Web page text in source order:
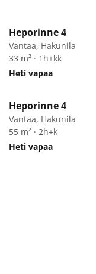
Heporinne 4
Vantaa, Hakunila
33 m² · 1h+kk
Heti vapaa
Heporinne 4
Vantaa, Hakunila
55 m² · 2h+k
Heti vapaa